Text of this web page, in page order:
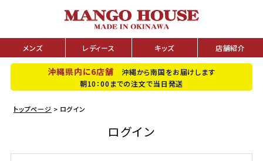
メンズ レディース キッズ 店舗紹介
沖縄県内に6店舗 沖縄から南国をお届けします
朝10：00までの注文で当日発送
トップページ ログイン
ログイン